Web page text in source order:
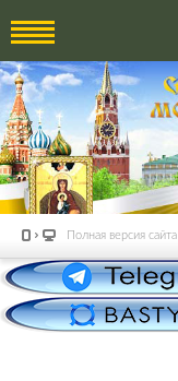
Полная версия сайта